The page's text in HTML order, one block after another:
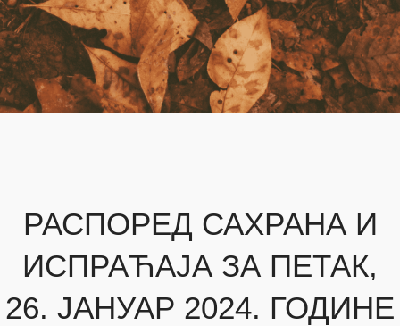
РАСПОРЕД САХРАНА И
ИСПРАЋАЈА ЗА ПЕТАК,
26. ЈАНУАР 2024. ГОДИНЕ